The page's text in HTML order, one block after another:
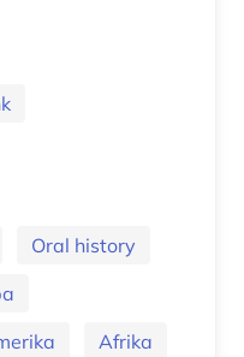
Oral history
Afrika